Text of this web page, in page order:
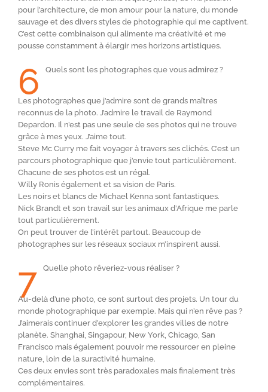
pour l’architecture, de mon amour pour la nature, du monde
sauvage et des divers styles de photographie qui me captivent.
C’est cette combinaison qui alimente ma créativité et me
pousse constamment à élargir mes horizons artistiques.
6 Quels sont les photographes que vous admirez ?
Les photographes que j’admire sont de grands maîtres
reconnus de la photo. J’admire le travail de Raymond
Depardon. Il n’est pas une seule de ses photos qui ne trouve
grâce à mes yeux. J’aime tout.
Steve Mc Curry me fait voyager à travers ses clichés. C’est un
parcours photographique que j’envie tout particulièrement.
Chacune de ses photos est un régal.
Willy Ronis également et sa vision de Paris.
Les noirs et blancs de Michael Kenna sont fantastiques.
Nick Brandt et son travail sur les animaux d’Afrique me parle
tout particulièrement.
On peut trouver de l’intérêt partout. Beaucoup de
photographes sur les réseaux sociaux m’inspirent aussi.
7 Quelle photo rêveriez-vous réaliser ?
Au-delà d’une photo, ce sont surtout des projets. Un tour du
monde photographique par exemple. Mais qui n’en rêve pas ?
J’aimerais continuer d’explorer les grandes villes de notre
planète. Shanghai, Singapour, New York, Chicago, San
Francisco mais également pouvoir me ressourcer en pleine
nature, loin de la suractivité humaine.
Ces deux envies sont très paradoxales mais finalement très
complémentaires.